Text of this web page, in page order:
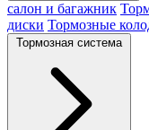
салон и багажник
диски Тормозные
Тормозная система